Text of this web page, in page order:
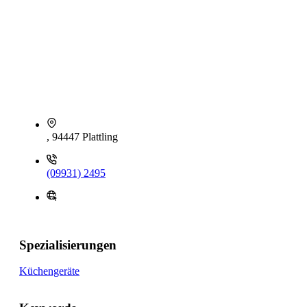
, 94447 Plattling
(09931) 2495
Spezialisierungen
Küchengeräte